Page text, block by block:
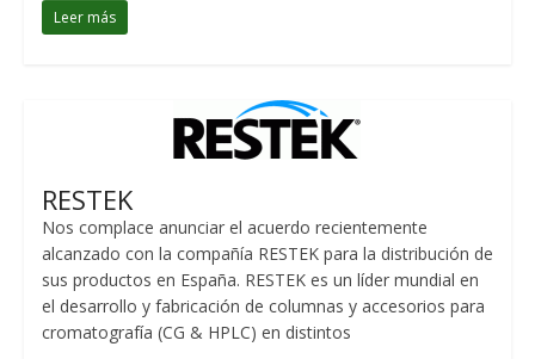
Leer más
RESTEK
Nos complace anunciar el acuerdo recientemente
alcanzado con la compañía RESTEK para la distribución de
sus productos en España. RESTEK es un líder mundial en
el desarrollo y fabricación de columnas y accesorios para
cromatografía (CG & HPLC) en distintos